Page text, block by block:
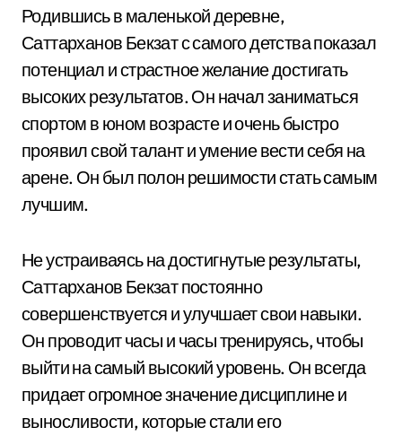
Родившись в маленькой деревне,
Саттарханов Бекзат с самого детства показал
потенциал и страстное желание достигать
высоких результатов. Он начал заниматься
спортом в юном возрасте и очень быстро
проявил свой талант и умение вести себя на
арене. Он был полон решимости стать самым
лучшим.
Не устраиваясь на достигнутые результаты,
Саттарханов Бекзат постоянно
совершенствуется и улучшает свои навыки.
Он проводит часы и часы тренируясь, чтобы
выйти на самый высокий уровень. Он всегда
придает огромное значение дисциплине и
выносливости, которые стали его